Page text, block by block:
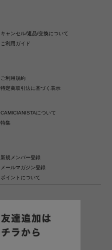
キャンセル/返品/交換について
ご利用ガイド
ご利用規約
特定商取引法に基づく表示
CAMICIANISTAについて
特集
新規メンバー登録
メールマガジン登録
ポイントについて